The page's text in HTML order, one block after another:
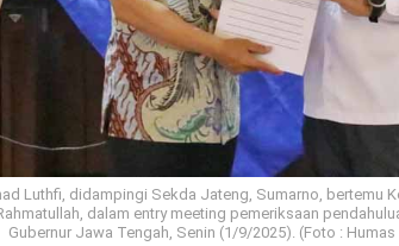
Luthfi, didampingi Sekda Jateng, Sumarno, bertemu
dalam entry meeting pemeriksaan
Gubernur Jawa Tengah, Senin (1/9/2025). (Foto :